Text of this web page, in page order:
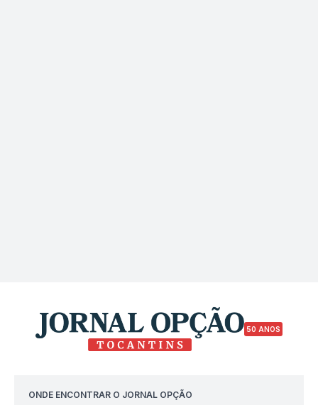
50 ANOS
ONDE ENCONTRAR O JORNAL OPÇÃO